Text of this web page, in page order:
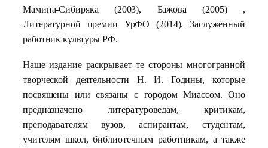
Мамина-Сибиряка (2003), Бажова (2005) ,
Литературной премии УрФО (2014). Заслуженный
работник культуры РФ.
Наше издание раскрывает те стороны многогранной
творческой деятельности Н. И. Годины, которые
посвящены или связаны с городом Миассом. Оно
предназначено литературоведам, критикам,
преподавателям вузов, аспирантам, студентам,
учителям школ, библиотечным работникам, а также